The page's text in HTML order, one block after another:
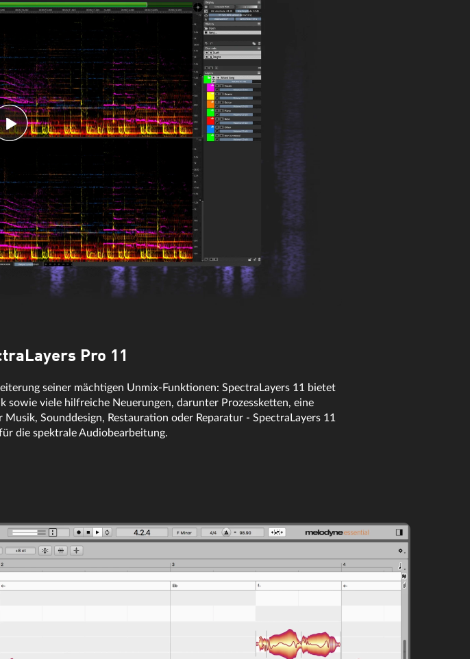
Pro 11
seiner mächtigen Unmix-Funktionen: SpectraLayers 11 bietet
viele hilfreiche Neuerungen, darunter Prozessketten, eine
Sounddesign, Restauration oder Reparatur - SpectraLayers 11
die spektrale Audiobearbeitung.